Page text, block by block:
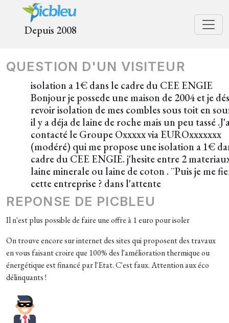
Depuis 2008
QUESTION D'UN VISITEUR
isolation a 1€ dans le cadre du CEE ENGIE
Bonjour je possede une maison de 2004 et je
revoir isolation de mes combles sous toit en
il y a déja de laine de roche mais un peu tassé
contacté le Groupe Oxxxxx via EUROxxxxxxx
(modéré) qui me propose une isolation a 1€
cadre du CEE ENGIE. j'hesite entre 2
laine minerale ou laine de coton . ¨Puis je me
cette entreprise ? dans l'attente
REPONSE DE PICBLEU
Il n'est plus possible de faire une offre à 1 euro pour isoler
On trouve encore sur internet des sites qui proposent des travaux
en vous faisant croire que 100% des l'amélioration thermique ou
énergétique est financé par l'Etat. C'est faux. Attention aux éco
délinquants !